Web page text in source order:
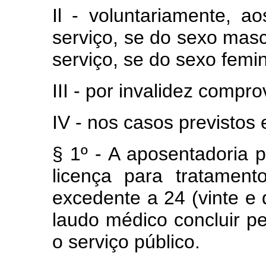
Il - voluntariamente,
serviço, se do sexo
serviço, se do sexo
III - por invalidez
IV - nos casos previstos
§ 1º - A aposentadoria
licença para
excedente a 24 (vinte e
laudo médico concluir
o serviço público.